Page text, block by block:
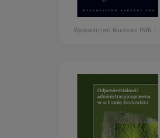
Wydawnictwo Naukowe PWN